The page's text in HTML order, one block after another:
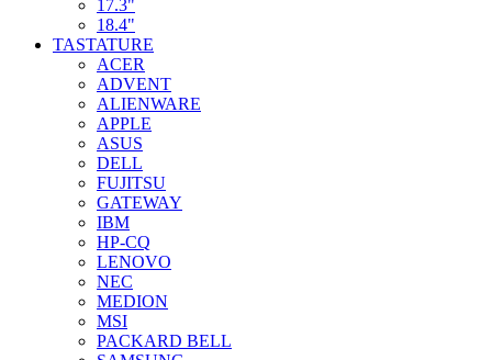
17.3"
18.4"
TASTATURE
ACER
ADVENT
ALIENWARE
APPLE
ASUS
DELL
FUJITSU
GATEWAY
IBM
HP-CQ
LENOVO
NEC
MEDION
MSI
PACKARD BELL